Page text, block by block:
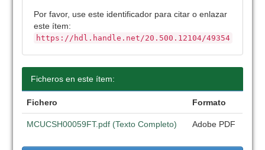
Por favor, use este identificador para citar o enlazar
este ítem:
https://hdl.handle.net/20.500.12104/49354
Ficheros en este ítem:
Fichero Formato
MCUCSH00059FT.pdf (Texto Completo) Adobe PDF